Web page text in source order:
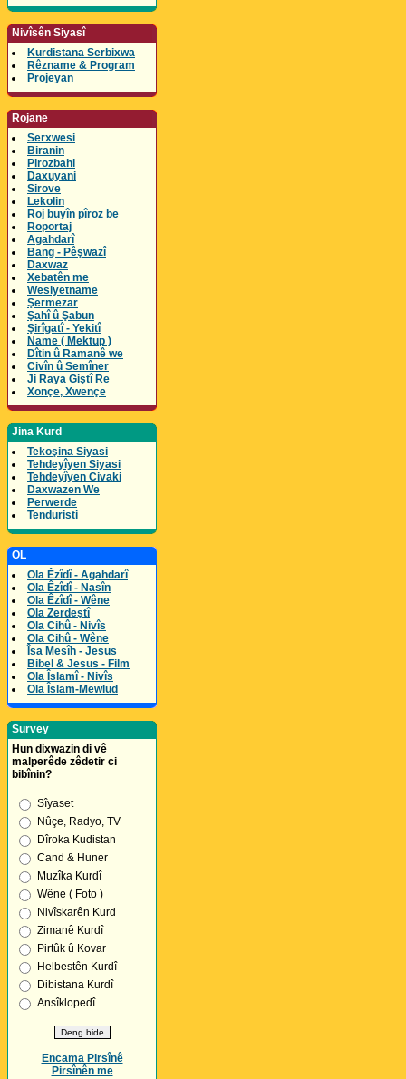
Nivîsên Siyasî
Kurdistana Serbixwa
Rêzname & Program
Projeyan
Rojane
Serxwesi
Biranin
Pirozbahi
Daxuyani
Sirove
Lekolin
Roj buyîn pîroz be
Roportaj
Agahdarî
Bang - Pêşwazî
Daxwaz
Xebatên me
Wesiyetname
Şermezar
Şahî û Şabun
Şirîgatî - Yekitî
Name ( Mektup )
Dîtin û Ramanê we
Civîn û Semîner
Ji Raya Giştî Re
Xonçe, Xwençe
Jina Kurd
Tekoşina Siyasi
Tehdeyîyen Siyasi
Tehdeyîyen Civaki
Daxwazen We
Perwerde
Tenduristi
OL
Ola Êzîdî - Agahdarî
Ola Êzîdî - Nasîn
Ola Êzîdî - Wêne
Ola Zerdeştî
Ola Cihû - Nivîs
Ola Cihû - Wêne
Îsa Mesîh - Jesus
Bibel & Jesus - Film
Ola Îslamî - Nivîs
Ola Îslam-Mewlud
Survey
Hun dixwazin di vê
malperêde zêdetir ci
bibînin?
Sîyaset
Nûçe, Radyo, TV
Dîroka Kudistan
Cand & Huner
Muzîka Kurdî
Wêne ( Foto )
Nivîskarên Kurd
Zimanê Kurdî
Pirtûk û Kovar
Helbestên Kurdî
Dibistana Kurdî
Ansîklopedî
Encama Pirsînê
Pirsînên me